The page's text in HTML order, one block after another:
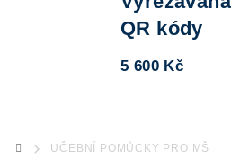
QR kódy
5 600 Kč
DOMŮ UČEBNÍ POMŮCKY PRO MŠ